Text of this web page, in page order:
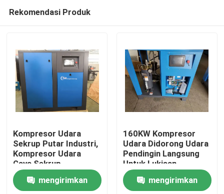
Rumah
Rekomendasi Produk
Kompresor Udara
Sekrup Putar Industri,
Kompresor Udara
Gaya Sekrup
mengirimkan
160KW Kompresor
Udara Didorong Udara
Pendingin Langsung
Untuk Lukisan
Semprot Sederhana
mengirimkan